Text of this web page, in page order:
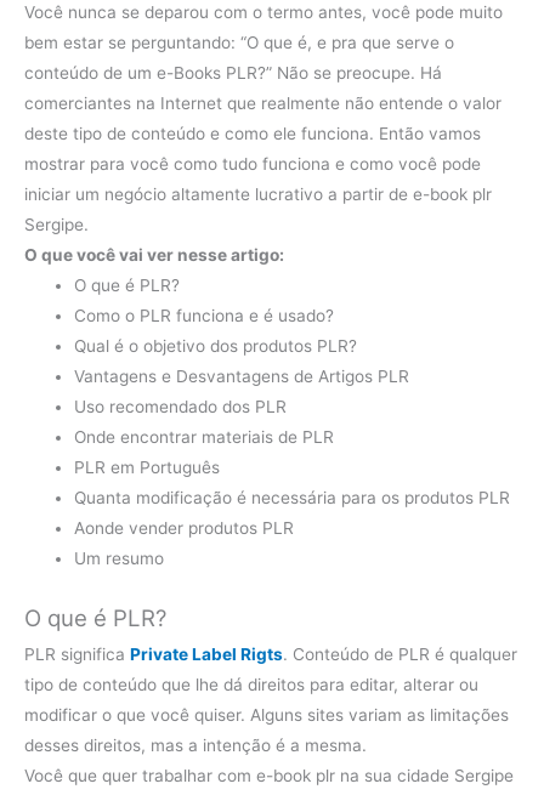
Você nunca se deparou com o termo antes, você pode muito
bem estar se perguntando: “O que é, e pra que serve o
conteúdo de um e-Books PLR?” Não se preocupe. Há
comerciantes na Internet que realmente não entende o valor
deste tipo de conteúdo e como ele funciona. Então vamos
mostrar para você como tudo funciona e como você pode
iniciar um negócio altamente lucrativo a partir de e-book plr
Sergipe.
O que você vai ver nesse artigo:
O que é PLR?
Como o PLR funciona e é usado?
Qual é o objetivo dos produtos PLR?
Vantagens e Desvantagens de Artigos PLR
Uso recomendado dos PLR
Onde encontrar materiais de PLR
PLR em Português
Quanta modificação é necessária para os produtos PLR
Aonde vender produtos PLR
Um resumo
O que é PLR?
PLR significa Private Label Rigts. Conteúdo de PLR ​​é qualquer
tipo de conteúdo que lhe dá direitos para editar, alterar ou
modificar o que você quiser. Alguns sites variam as limitações
desses direitos, mas a intenção é a mesma.
Você que quer trabalhar com e-book plr na sua cidade Sergipe